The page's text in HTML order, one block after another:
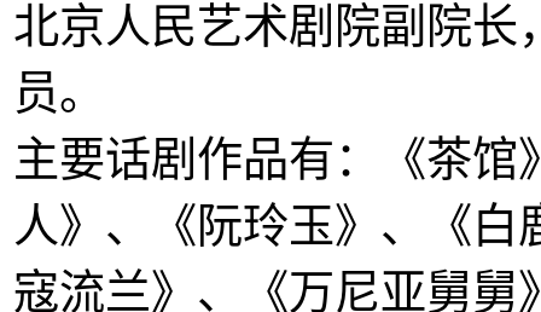
北京人民艺术剧院副院长
员。
主要话剧作品有：《茶
人》、《阮玲玉》、《
寇流兰》、《万尼亚舅舅